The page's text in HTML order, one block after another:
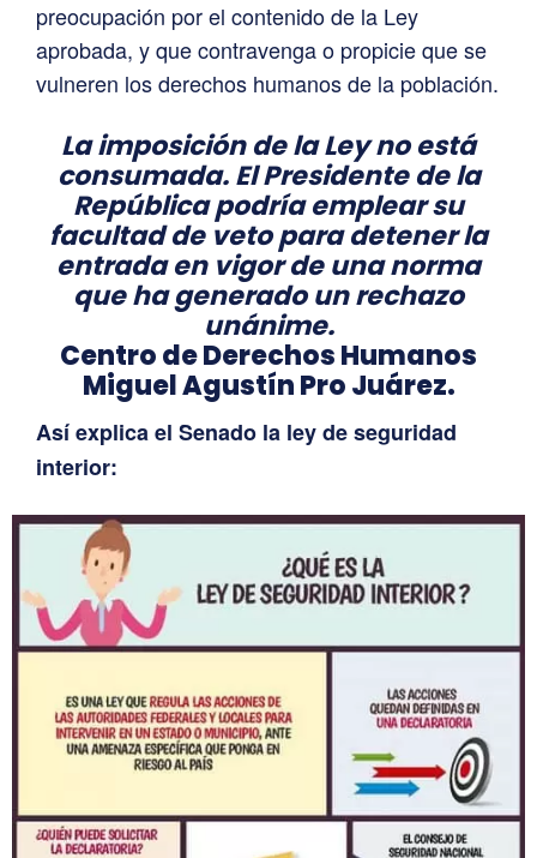
preocupación por el contenido de la Ley
aprobada, y que contravenga o propicie que se
vulneren los derechos humanos de la población.
La imposición de la Ley no está
consumada. El Presidente de la
República podría emplear su
facultad de veto para detener la
entrada en vigor de una norma
que ha generado un rechazo
unánime.
Centro de Derechos Humanos
Miguel Agustín Pro Juárez.
Así explica el Senado la ley de seguridad
interior: